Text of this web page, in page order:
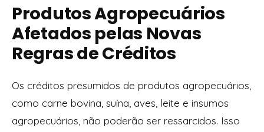
Produtos Agropecuários
Afetados pelas Novas
Regras de Créditos
Os créditos presumidos de produtos agropecuários,
como carne bovina, suína, aves, leite e insumos
agropecuários, não poderão ser ressarcidos. Isso